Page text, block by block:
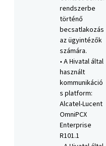
rendszerbe
történő
becsatlakozás
az ügyintézők
számára.
• A Hivatal által
használt
kommunikáció
s platform:
Alcatel-Lucent
OmniPCX
Enterprise
R101.1